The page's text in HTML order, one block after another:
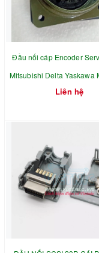
Đầu nối cáp Encoder
Mitsubishi Delta Yaskawa
28-11P 22 chân
Liên hệ